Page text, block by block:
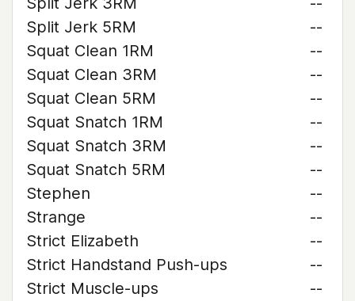
Split Jerk 5RM
--
Squat Clean 1RM
--
Squat Clean 3RM
--
Squat Clean 5RM
--
Squat Snatch 1RM
--
Squat Snatch 3RM
--
Squat Snatch 5RM
--
Stephen
--
Strange
--
Strict Elizabeth
--
Strict Handstand Push-ups
--
Strict Muscle-ups
--